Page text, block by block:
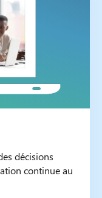
décisions
continue au